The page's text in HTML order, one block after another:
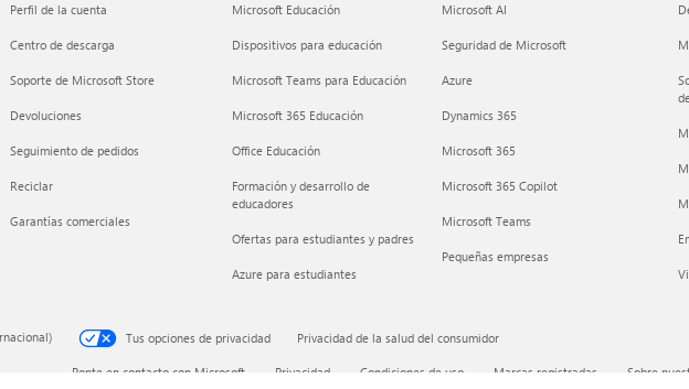
Perfil de la cuenta
Centro de descarga
Soporte de Microsoft Store
Devoluciones
Seguimiento de pedidos
Reciclar
Garantías comerciales
Microsoft Educación
Dispositivos para educación
Microsoft Teams para Educación
Microsoft 365 Educación
Office Educación
Formación y desarrollo de
educadores
Ofertas para estudiantes y padres
Azure para estudiantes
Microsoft AI
Seguridad de Microsoft
Azure
Dynamics 365
Microsoft 365
Microsoft 365 Copilot
Microsoft Teams
Pequeñas empresas
Tus opciones de privacidad Privacidad de la salud del consumidor
Ponte en contacto con Microsoft Privacidad Condiciones de uso Marcas registradas Sobre